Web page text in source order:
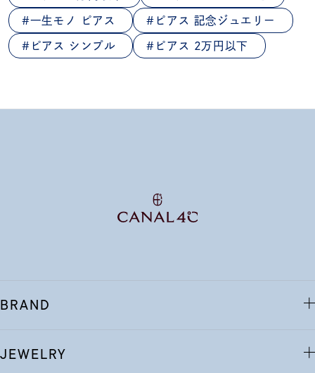
一生モノ ピアス ピアス 記念ジュエリー
ピアス シンプル ピアス 2万円以下
BRAND
JEWELRY